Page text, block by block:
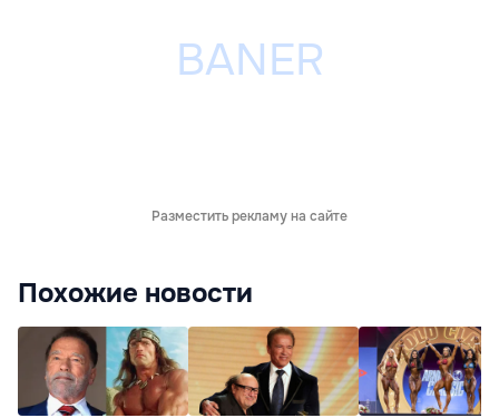
Разместить рекламу на сайте
Похожие новости